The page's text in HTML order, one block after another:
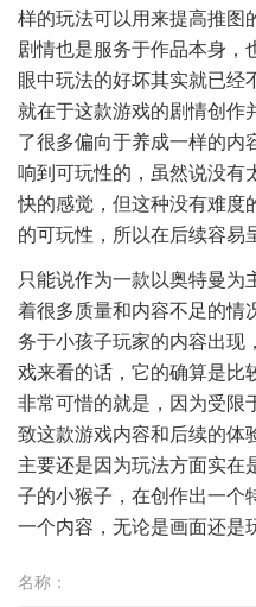
样的玩法可以用来提高推图
剧情也是服务于作品本身，
眼中玩法的好坏其实就已经
就在于这款游戏的剧情创作
了很多偏向于养成一样的内
响到可玩性的，虽然说没有
快的感觉，但这种没有难度
的可玩性，所以在后续容易
只能说作为一款以奥特曼为
着很多质量和内容不足的情
务于小孩子玩家的内容出现
戏来看的话，它的确算是比
非常可惜的就是，因为受限
致这款游戏内容和后续的体
主要还是因为玩法方面实在
子的小猴子，在创作出一个
一个内容，无论是画面还是
名称：